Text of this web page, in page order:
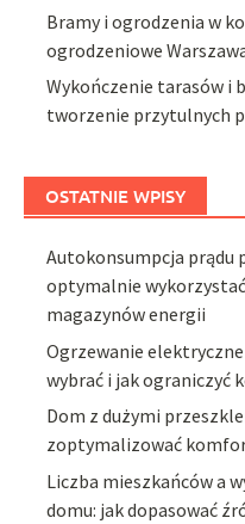
Bramy i ogrodzenia w
ogrodzeniowe
Wykończenie tarasów i
tworzenie przytulnych
OSTATNIE WPISY
Autokonsumpcja prądu
optymalnie
magazynów energii
Ogrzewanie
wybrać i jak ograniczyć
Dom z dużymi
zoptymalizować
Liczba mieszkańców a
domu: jak dopasować